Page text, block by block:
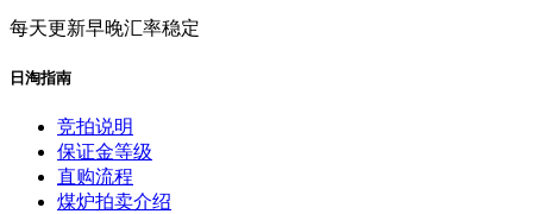
每天更新早晚汇率稳定
日淘指南
竞拍说明
保证金等级
直购流程
煤炉拍卖介绍